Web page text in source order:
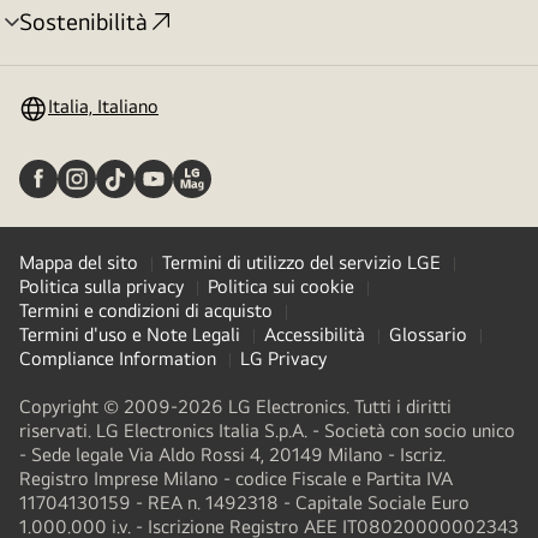
Sostenibilità
Attivazione
Italia, Italiano
Mappa del sito
Termini di utilizzo del servizio LGE
Politica sulla privacy
Politica sui cookie
Termini e condizioni di acquisto
Termini d'uso e Note Legali
Accessibilità
Glossario
Compliance Information
LG Privacy
Copyright © 2009-2026 LG Electronics. Tutti i diritti
riservati. LG Electronics Italia S.p.A. - Società con socio unico
- Sede legale Via Aldo Rossi 4, 20149 Milano - Iscriz.
Registro Imprese Milano - codice Fiscale e Partita IVA
11704130159 - REA n. 1492318 - Capitale Sociale Euro
1.000.000 i.v. - Iscrizione Registro AEE IT08020000002343​